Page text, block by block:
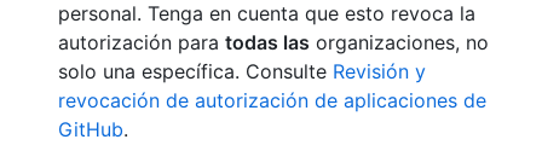
personal. Tenga en cuenta que esto revoca la
autorización para todas las organizaciones, no
solo una específica. Consulte Revisión y
revocación de autorización de aplicaciones de
GitHub.